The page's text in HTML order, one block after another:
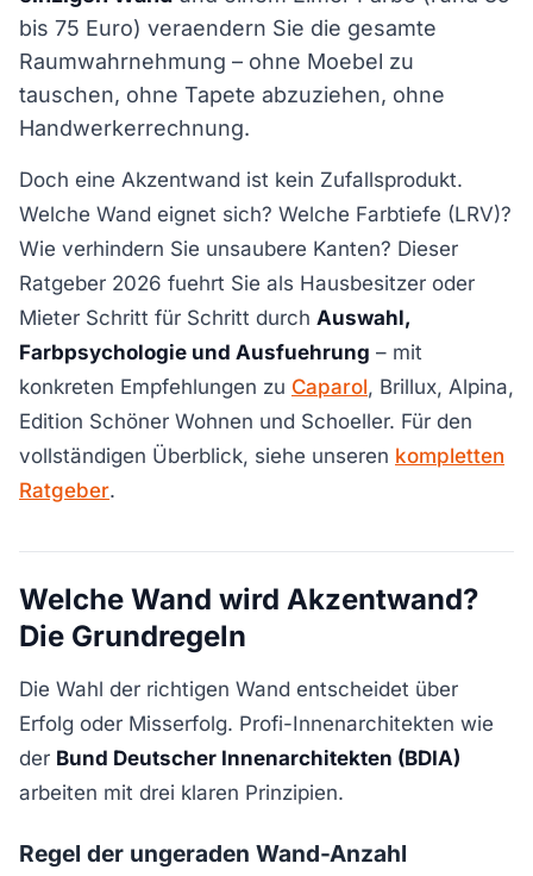
bis 75 Euro) veraendern Sie die gesamte
Raumwahrnehmung – ohne Moebel zu
tauschen, ohne Tapete abzuziehen, ohne
Handwerkerrechnung.
Doch eine Akzentwand ist kein Zufallsprodukt.
Welche Wand eignet sich? Welche Farbtiefe (LRV)?
Wie verhindern Sie unsaubere Kanten? Dieser
Ratgeber 2026 fuehrt Sie als Hausbesitzer oder
Mieter Schritt für Schritt durch Auswahl,
Farbpsychologie und Ausfuehrung – mit
konkreten Empfehlungen zu Caparol, Brillux, Alpina,
Edition Schöner Wohnen und Schoeller. Für den
vollständigen Überblick, siehe unseren kompletten
Ratgeber.
Welche Wand wird Akzentwand?
Die Grundregeln
Die Wahl der richtigen Wand entscheidet über
Erfolg oder Misserfolg. Profi-Innenarchitekten wie
der Bund Deutscher Innenarchitekten (BDIA)
arbeiten mit drei klaren Prinzipien.
Regel der ungeraden Wand-Anzahl